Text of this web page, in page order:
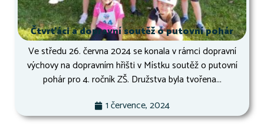
Čtvrťáci a dopravní soutěž o putovní pohár
Ve středu 26. června 2024 se konala v rámci dopravní
výchovy na dopravním hřišti v Místku soutěž o putovní
pohár pro 4. ročník ZŠ. Družstva byla tvořena...
1 července, 2024